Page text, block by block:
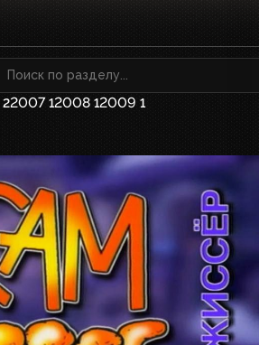
22007 12008 12009 1